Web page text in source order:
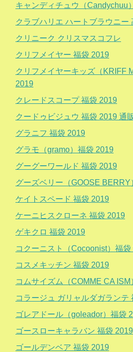
キャンディチュウ（Candychuu
クラブハリエ ハートブラウニー
クリニーク クリスマスコフレ
クリフメイヤー 福袋 2019
クリフメイヤーキッズ（KRIFF
2019
クレードスコープ 福袋 2019
クードゥビジュウ 福袋 2019 通
グラニフ 福袋 2019
グラモ（gramo）福袋 2019
グーグーワールド 福袋 2019
グーズベリー（GOOSE BERRY
ケイトスペード 福袋 2019
ケーニヒスクローネ 福袋 2019
ゲキクロ 福袋 2019
コクーニスト（Cocoonist）福袋
コスメキッチン 福袋 2019
コムサイズム（COMME CA
コラージュ ガリャルダガランテ
ゴレアドール（goleador）福袋
ゴースローキャラバン 福袋 2019
ゴールデンベア 福袋 2019